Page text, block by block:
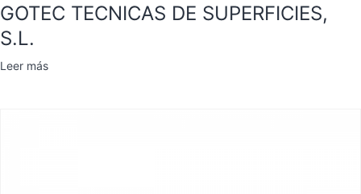
GOTEC TECNICAS DE SUPERFICIES,
S.L.
Leer más